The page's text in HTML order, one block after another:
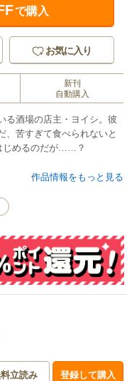
で購入
お気に入り
新刊
自動購入
る酒場の店主・ヨイシ。彼
、苦すぎて食べられないと
じめるのだが……？
人が異世界の貧相な食事事
作品情報をもっと見る
立読み 登録して購入